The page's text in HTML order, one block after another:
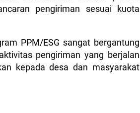
pengiriman sesuai kuota
PPM/ESG sangat bergantung
pengiriman yang berjalan
kepada desa dan masyarakat